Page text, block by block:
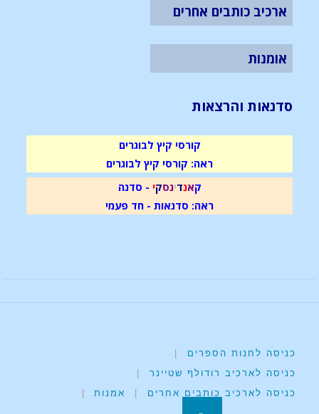
ארכיב כותבים אחרים
אומנות
סדנאות והרצאות
קורסי קיץ לבוגרים
ראה: קורסי קיץ לבוגרים
קאנדינסקי - סדנה
ראה: סדנאות - חד פעמי
כניסה לחנות הספרים
|
כניסה לארכיב רודולף שטיינר
|
כניסה לארכיב כותבים אחרים
| אמנות |